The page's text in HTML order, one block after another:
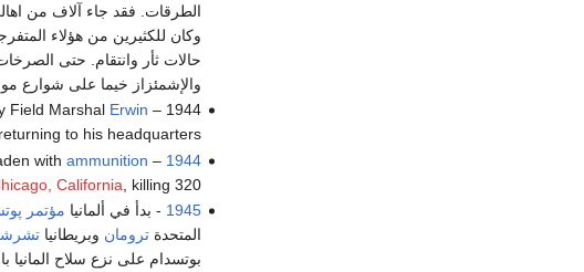
الطرقات. فقد جاء آلاف من
وكان للكثيرين من هؤلاء
حالات ثأر وانتقام. حتى
والإشمئزاز خيما على شوارع
1944 –
Field Marshal Erwin
to his headquarters..
1944
–
with ammunition
California , killing 320.
1945 - بدأ في ألمانيا مؤتمر
المتحدةترومان وبريطانيا
بوتسدام على نزع سلاح المانيا